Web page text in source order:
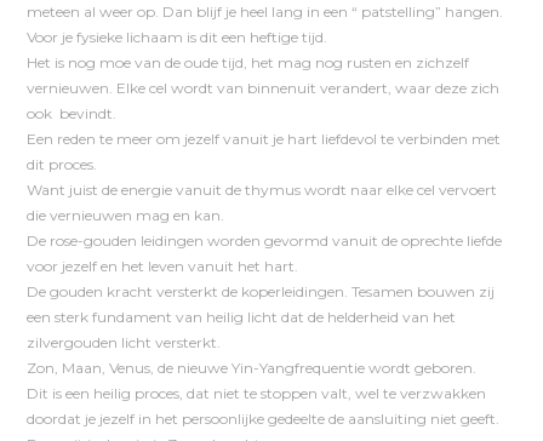
meteen al weer op. Dan blijf je heel lang in een “ patstelling” hangen.
Voor je fysieke lichaam is dit een heftige tijd.
Het is nog moe van de oude tijd, het mag nog rusten en zichzelf
vernieuwen. Elke cel wordt van binnenuit verandert, waar deze zich
ook bevindt.
Een reden te meer om jezelf vanuit je hart liefdevol te verbinden met
dit proces.
Want juist de energie vanuit de thymus wordt naar elke cel vervoert
die vernieuwen mag en kan.
De rose-gouden leidingen worden gevormd vanuit de oprechte liefde
voor jezelf en het leven vanuit het hart.
De gouden kracht versterkt de koperleidingen. Tesamen bouwen zij
een sterk fundament van heilig licht dat de helderheid van het
zilvergouden licht versterkt.
Zon, Maan, Venus, de nieuwe Yin-Yangfrequentie wordt geboren.
Dit is een heilig proces, dat niet te stoppen valt, wel te verzwakken
doordat je jezelf in het persoonlijke gedeelte de aansluiting niet geeft.